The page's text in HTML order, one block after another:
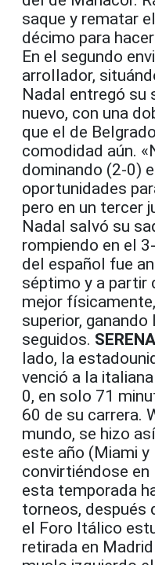
saque y rematar
décimo para
En el segundo
arrollador,
Nadal entregó su
nuevo, con una
que el de
comodidad aún.
dominando (2-0)
oportunidades
pero en un tercer
Nadal salvó su
rompiendo en el
del español fue
séptimo y a partir
mejor
superior,
seguidos.
lado, la
venció a la
0, en solo 71
60 de su carrera.
mundo, se hizo
este año (Miami y
convirtiéndose en
esta temporada
torneos, después
el Foro Itálico
retirada en